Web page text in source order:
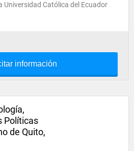
Universidad Católica del Ecuador
información
Políticas
de Quito,